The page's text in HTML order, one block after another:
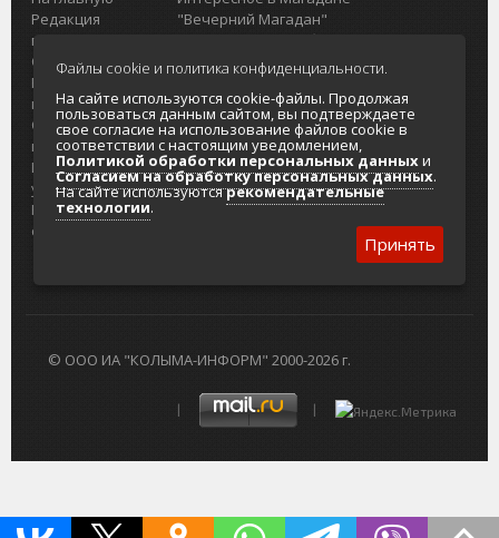
Редакция
портала
О проекте
Реклама на
портале
Отзывы и
предложения
Интернет-
услуги
Разработка
сайтов
"Вечерний Магадан"
Городская доска объявлений
Реклама
Главный туристический портал
Колымы
Политика в отношении обработки
персональных данных
Согласие на обработку персональных
данных
© ООО ИА "КОЛЫМА-ИНФОРМ" 2000-2026 г.
Файлы cookie и политика конфиденциальности.
На сайте используются cookie-файлы. Продолжая
пользоваться данным сайтом, вы подтверждаете
свое согласие на использование файлов cookie в
соответствии с настоящим уведомлением,
Политикой обработки персональных данныхи
Согласием на обработку персональных данных.
На сайте используютсярекомендательные
технологии.
Принять